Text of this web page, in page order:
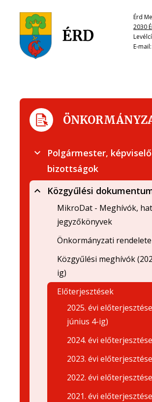
Érd
2030
E-mail:
Polgármester,
bizottságok
Közgyűlési
MikroDat - Meghívók,
jegyzőkönyvek
Önkormányzati
Közgyűlési meghívók
ig)
Előterjesztések
2025. évi
június 4-ig)
2024. évi
2023. évi
2022. évi
2021. évi